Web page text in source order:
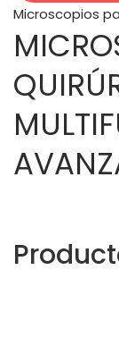
Microscopios